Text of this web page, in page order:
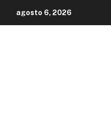
agosto 6, 2026